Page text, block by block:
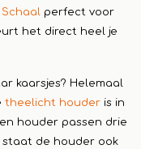
Schaal perfect voor
het direct heel je
kaarsjes? Helemaal
theelicht houder is in
houder passen drie
de houder ook